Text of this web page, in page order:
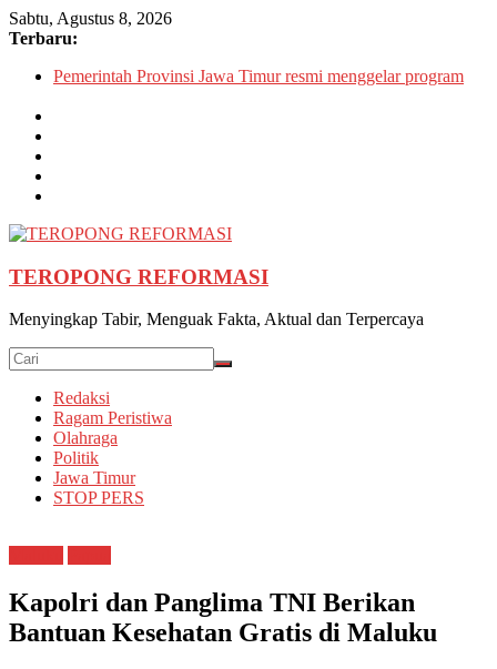
Skip
to
Sabtu, Agustus 8, 2026
Terbaru:
Pemerintah Provinsi Jawa Timur resmi menggelar program
PERCEPATAN TINDAK LANJUT HASIL RAPAT FKLL
Polres Pasuruan Tegaskan Penanganan Kasus Laka Lantas
TEROPONG REFORMASI
Menyingkap Tabir, Menguak Fakta, Aktual dan Terpercaya
Redaksi
Ragam Peristiwa
Olahraga
Politik
Jawa Timur
STOP PERS
Kapolri dan Panglima TNI Berikan
Bantuan Kesehatan Gratis di Maluku